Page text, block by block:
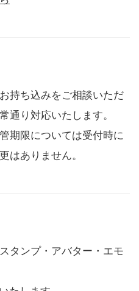
持ち込みをご相談いただ
通り対応いたします。
期限については受付時に
はありません。
タンプ・アバター・エモ